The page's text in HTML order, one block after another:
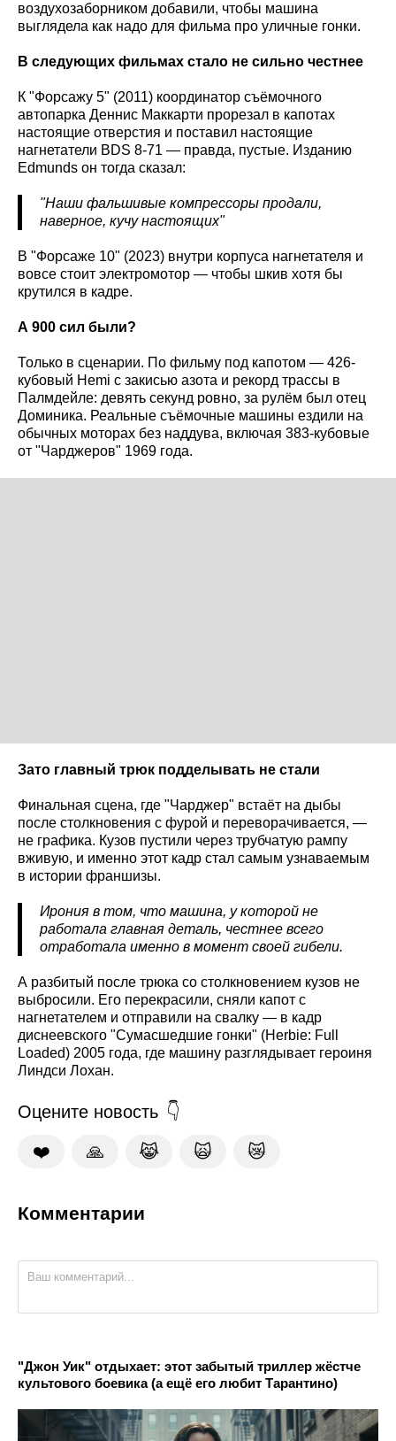
воздухозаборником добавили, чтобы машина
выглядела как надо для фильма про уличные гонки.
В следующих фильмах стало не сильно честнее
К "Форсажу 5" (2011) координатор съёмочного
автопарка Деннис Маккарти прорезал в капотах
настоящие отверстия и поставил настоящие
нагнетатели BDS 8-71 — правда, пустые. Изданию
Edmunds он тогда сказал:
"Наши фальшивые компрессоры продали,
наверное, кучу настоящих"
В "Форсаже 10" (2023) внутри корпуса нагнетателя и
вовсе стоит электромотор — чтобы шкив хотя бы
крутился в кадре.
А 900 сил были?
Только в сценарии. По фильму под капотом — 426-
кубовый Hemi с закисью азота и рекорд трассы в
Палмдейле: девять секунд ровно, за рулём был отец
Доминика. Реальные съёмочные машины ездили на
обычных моторах без наддува, включая 383-кубовые
от "Чарджеров" 1969 года.
Зато главный трюк подделывать не стали
Финальная сцена, где "Чарджер" встаёт на дыбы
после столкновения с фурой и переворачивается, —
не графика. Кузов пустили через трубчатую рампу
вживую, и именно этот кадр стал самым узнаваемым
в истории франшизы.
Ирония в том, что машина, у которой не
работала главная деталь, честнее всего
отработала именно в момент своей гибели.
А разбитый после трюка со столкновением кузов не
выбросили. Его перекрасили, сняли капот с
нагнетателем и отправили на свалку — в кадр
диснеевского "Сумасшедшие гонки" (Herbie: Full
Loaded) 2005 года, где машину разглядывает героиня
Линдси Лохан.
Оцените новость
❤️ 🙏 😹 🙀 😿
Комментарии
"Джон Уик" отдыхает: этот забытый триллер жёстче
культового боевика (а ещё его любит Тарантино)